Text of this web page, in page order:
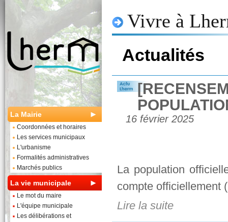
La Mairie
Coordonnées et horaires
Les services municipaux
L'urbanisme
Formalités administratives
Marchés publics
La vie municipale
Le mot du maire
L'équipe municipale
Les délibérations et
Vivre à
Actualités
16 février 2025
La population
compte officiellement
Lire la suite